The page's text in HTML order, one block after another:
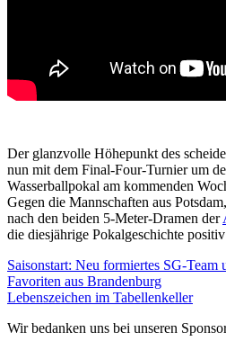
Der glanzvolle Höhepunkt des
nun mit dem Final-Four-Turnier um
Wasserballpokal am kommenden
Gegen die Mannschaften aus
nach den beiden 5-Meter-Dramen der
die diesjährige Pokalgeschichte
Saisonstart: Neu formiertes SG-Team
Favoriten aus Brandenburg
Lebenszeichen im Tabellenkeller
Wir bedanken uns bei unseren